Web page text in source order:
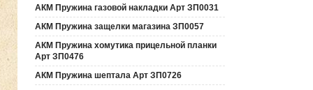
АКМ Пружина газовой накладки Арт ЗП0031
АКМ Пружина защелки магазина ЗП0057
АКМ Пружина хомутика прицельной планки
Арт ЗП0476
АКМ Пружина шептала Арт ЗП0726